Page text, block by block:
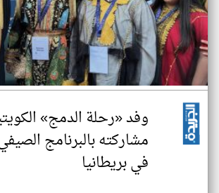
وفد «رحلة الدمج»
في بريطانيا